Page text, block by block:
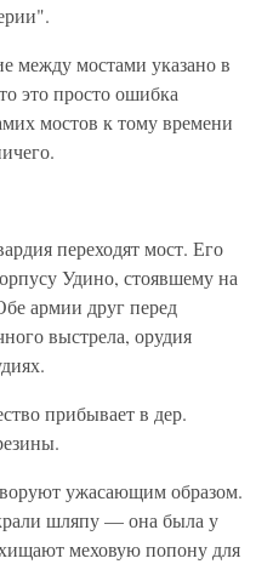
между мостами указано в
это просто ошибка
мостов к тому времени
переходят мост. Его
Удино, стоявшему на
армии друг перед
выстрела, орудия
прибывает в дер.
ужасающим образом.
шляпу — она была у
меховую попону для